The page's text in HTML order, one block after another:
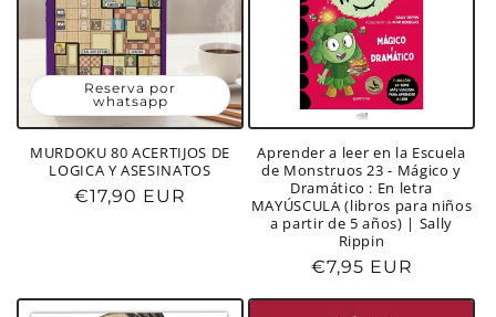
Reserva por
whatsapp
MURDOKU 80 ACERTIJOS DE
LOGICA Y ASESINATOS
Precio
€17,90 EUR
Aprender a leer en la Escuela
de Monstruos 23 - Mágico y
Dramático : En letra
MAYÚSCULA (libros para niños
a partir de 5 años) | Sally
Rippin
Precio
€7,95 EUR